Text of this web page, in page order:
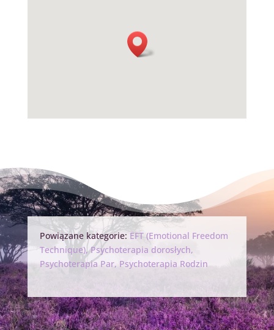
Powiązane kategorie:EFT (Emotional Freedom
Technique),Psychoterapia dorosłych,
Psychoterapia Par, Psychoterapia Rodzin